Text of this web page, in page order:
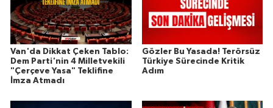
Van'da Dikkat Çeken Tablo:
Dem Parti'nin 4 Milletvekili
"Çerçeve Yasa" Teklifine
İmza Atmadı
Gözler Bu Yasada! Terörsüz
Türkiye Sürecinde Kritik
Adım